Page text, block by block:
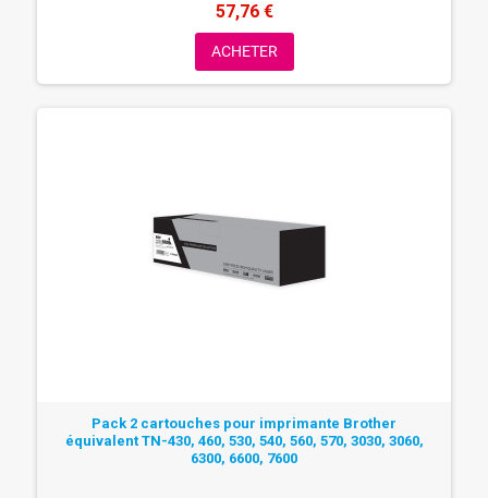
57,76 €
ACHETER
Pack 2 cartouches pour imprimante Brother
équivalent TN-430, 460, 530, 540, 560, 570, 3030, 3060,
6300, 6600, 7600